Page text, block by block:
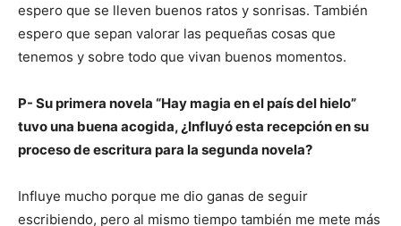
espero que se lleven buenos ratos y sonrisas. También
espero que sepan valorar las pequeñas cosas que
tenemos y sobre todo que vivan buenos momentos.
P- Su primera novela “Hay magia en el país del hielo”
tuvo una buena acogida, ¿Influyó esta recepción en su
proceso de escritura para la segunda novela?
Influye mucho porque me dio ganas de seguir
escribiendo, pero al mismo tiempo también me mete más